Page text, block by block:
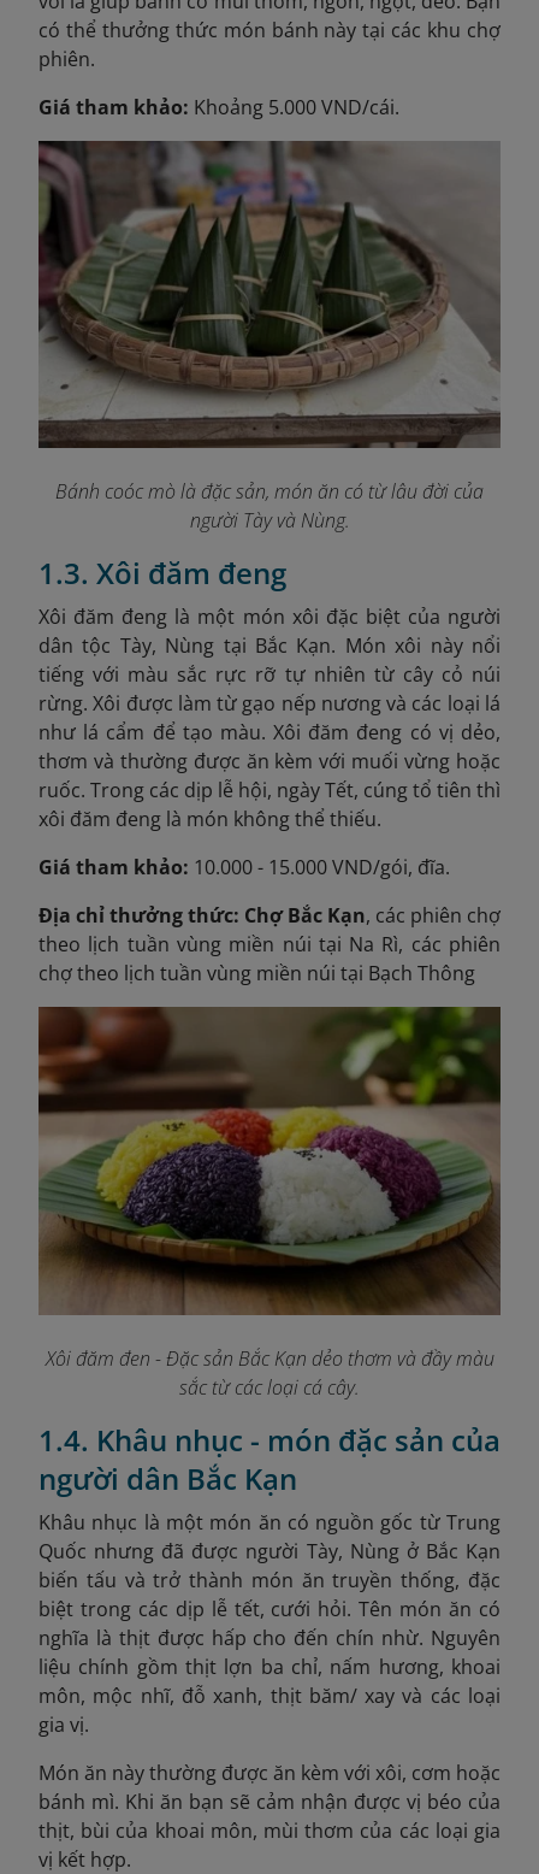
có thể thưởng thức món bánh này tại các khu chợ
phiên.
Giá tham khảo: Khoảng 5.000 VND/cái.
Bánh coóc mò là đặc sản, món ăn có từ lâu đời của
người Tày và Nùng.
1.3. Xôi đăm đeng
Xôi đăm đeng là một món xôi đặc biệt của người
dân tộc Tày, Nùng tại Bắc Kạn. Món xôi này nổi
tiếng với màu sắc rực rỡ tự nhiên từ cây cỏ núi
rừng. Xôi được làm từ gạo nếp nương và các loại lá
như lá cẩm để tạo màu. Xôi đăm đeng có vị dẻo,
thơm và thường được ăn kèm với muối vừng hoặc
ruốc. Trong các dịp lễ hội, ngày Tết, cúng tổ tiên thì
xôi đăm đeng là món không thể thiếu.
Giá tham khảo: 10.000 - 15.000 VND/gói, đĩa.
Địa chỉ thưởng thức: Chợ Bắc Kạn, các phiên chợ
theo lịch tuần vùng miền núi tại Na Rì, các phiên
chợ theo lịch tuần vùng miền núi tại Bạch Thông
Xôi đăm đen - Đặc sản Bắc Kạn dẻo thơm và đầy màu
sắc từ các loại cá cây.
1.4. Khâu nhục - món đặc sản của
người dân Bắc Kạn
Khâu nhục là một món ăn có nguồn gốc từ Trung
Quốc nhưng đã được người Tày, Nùng ở Bắc Kạn
biến tấu và trở thành món ăn truyền thống, đặc
biệt trong các dịp lễ tết, cưới hỏi. Tên món ăn có
nghĩa là thịt được hấp cho đến chín nhừ. Nguyên
liệu chính gồm thịt lợn ba chỉ, nấm hương, khoai
môn, mộc nhĩ, đỗ xanh, thịt băm/ xay và các loại
gia vị.
Món ăn này thường được ăn kèm với xôi, cơm hoặc
bánh mì. Khi ăn bạn sẽ cảm nhận được vị béo của
thịt, bùi của khoai môn, mùi thơm của các loại gia
vị kết hợp.